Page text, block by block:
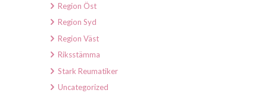
Region Öst
Region Syd
Region Väst
Riksstämma
Stark Reumatiker
Uncategorized